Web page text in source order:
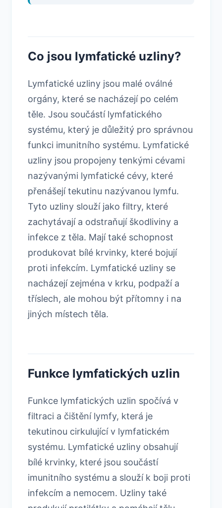
Co jsou lymfatické uzliny?
Lymfatické uzliny jsou malé oválné
orgány, které se nacházejí po celém
těle. Jsou součástí lymfatického
systému, který je důležitý pro správnou
funkci imunitního systému. Lymfatické
uzliny jsou propojeny tenkými cévami
nazývanými lymfatické cévy, které
přenášejí tekutinu nazývanou lymfu.
Tyto uzliny slouží jako filtry, které
zachytávají a odstraňují škodliviny a
infekce z těla. Mají také schopnost
produkovat bílé krvinky, které bojují
proti infekcím. Lymfatické uzliny se
nacházejí zejména v krku, podpaží a
tříslech, ale mohou být přítomny i na
jiných místech těla.
Funkce lymfatických uzlin
Funkce lymfatických uzlin spočívá v
filtraci a čištění lymfy, která je
tekutinou cirkulující v lymfatickém
systému. Lymfatické uzliny obsahují
bílé krvinky, které jsou součástí
imunitního systému a slouží k boji proti
infekcím a nemocem. Uzliny také